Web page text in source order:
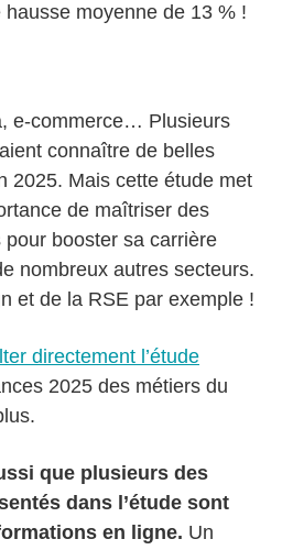
hausse moyenne de 13 % !
e-commerce… Plusieurs
connaître de belles
2025. Mais cette étude met
de maîtriser des
booster sa carrière
nombreux autres secteurs.
et de la RSE par exemple !
directement l’étude
2025 des métiers du
que plusieurs des
dans l’étude sont
en ligne. Un